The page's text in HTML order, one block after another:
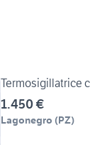
Termosigillatrice
1.450 €
Lagonegro (PZ)